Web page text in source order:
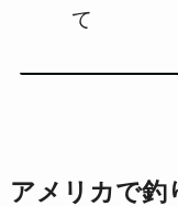
て
アメリカで釣